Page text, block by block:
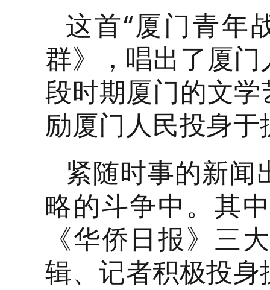
这首“厦门青年
群》，唱出了厦
段时期厦门的文
励厦门人民投身
紧随时事的新闻
略的斗争中。其
《华侨日报》三
辑、记者积极投